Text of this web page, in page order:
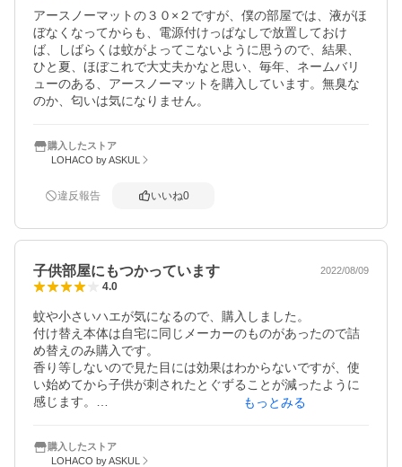
アースノーマットの３０×２ですが、僕の部屋では、液がほ
ぼなくなってからも、電源付けっぱなしで放置しておけ
ば、しばらくは蚊がよってこないように思うので、結果、
ひと夏、ほぼこれで大丈夫かなと思い、毎年、ネームバリ
ューのある、アースノーマットを購入しています。無臭な
のか、匂いは気になりません。
購入したストア
LOHACO by ASKUL
違反報告 いいね0
子供部屋にもつかっています 2022/08/09
4.0
蚊や小さいハエが気になるので、購入しました。
付け替え本体は自宅に同じメーカーのものがあったので詰
め替えのみ購入です。
香り等しないので見た目には効果はわからないですが、使
い始めてから子供が刺されたとぐずることが減ったように
感じます。
もっとみる
購入したストア
LOHACO by ASKUL